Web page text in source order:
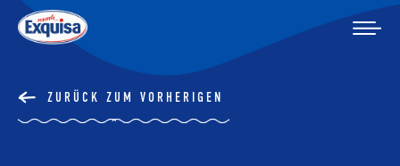
ZURÜCK ZUM VORHERIGEN